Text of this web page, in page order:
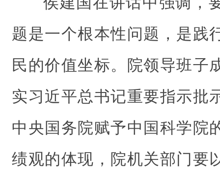
题是一个根本性问题，是践
民的价值坐标。院领导班子
实习近平总书记重要指示批
中央国务院赋予中国科学院
绩观的体现，院机关部门要